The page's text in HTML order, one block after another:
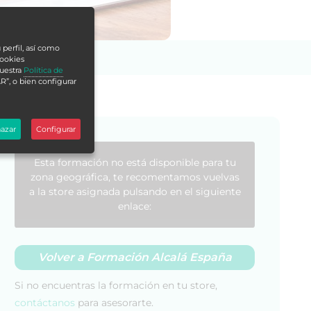
Esta formación no está disponible para tu
zona geográfica, te recomentamos vuelvas
a la store asignada pulsando en el siguiente
enlace:
Volver a Formación Alcalá España
Si no encuentras la formación en tu store,
contáctanos para asesorarte.
perfil, así como
Política de
o bien configurar
Configurar